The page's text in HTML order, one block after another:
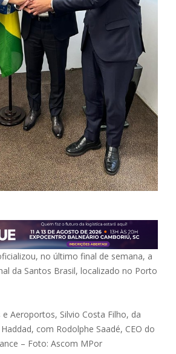
no último final de semana, a
da Santos Brasil, localizado no Porto
Aeroportos, Silvio Costa Filho, da
com Rodolphe Saadé, CEO do
– Foto: Ascom MPor